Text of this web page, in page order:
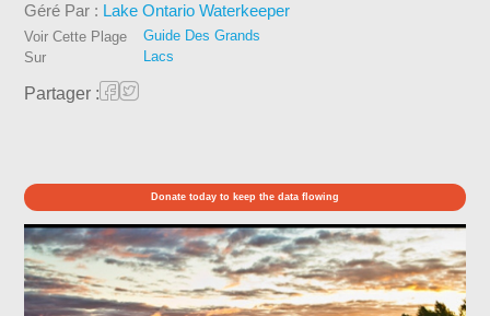
Géré Par : Lake Ontario Waterkeeper
Voir Cette Plage
Sur
Guide Des Grands
Lacs
Partager :
Donate today to keep the data flowing